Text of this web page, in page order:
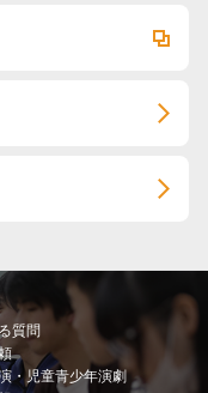
質問
・児童青少年演劇